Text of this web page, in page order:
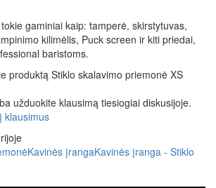
gaminiai kaip: tamperė, skirstytuvas,
kilimėlis, Puck screen ir kiti priedai,
baristoms.
produktą Stiklo skalavimo priemonė XS
užduokite klausimą tiesiogiai diskusijoje.
klausimus
Kavinės įrangaKavinės įranga - Stiklo